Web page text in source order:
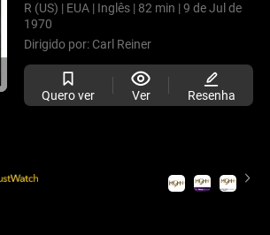
R (US) | EUA | Inglês | 82 min | 9 de Jul de
1970
Dirigido por: Carl Reiner
Quero ver Ver Resenha